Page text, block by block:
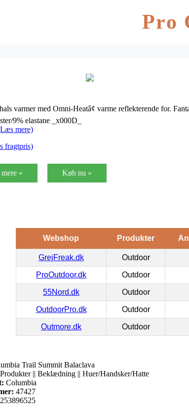
Pro
varmer med Omni-Heatâ¢ varme reflekterende for.
9% elastane _x000D_
mere)
fragtpris)
» Køb nu »
Webshop Produkter
GrejFreak.dk Outdoor
ProOutdoor.dk Outdoor
55Nord.dk Outdoor
OutdoorPro.dk Outdoor
Outmore.dk Outdoor
Trail Summit Balaclava
Produkter || Beklædning || Huer/Handsker/Hatte
Columbia
47427